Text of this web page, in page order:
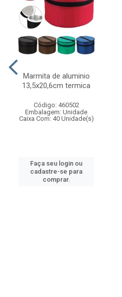
Marmita de aluminio
13,5x20,6cm termica
Código: 460502
Embalagem: Unidade
Caixa Com: 40 Unidade(s)
Faça seu login ou
cadastre-se para
comprar.